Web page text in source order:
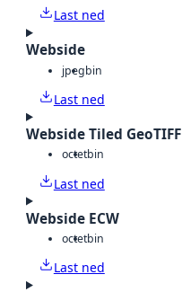
Last ned
Webside
jpegbin
Last ned
Webside Tiled GeoTIFF
octetbin
Last ned
Webside ECW
octetbin
Last ned